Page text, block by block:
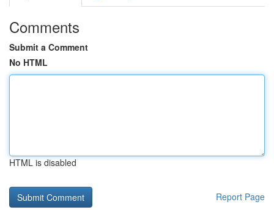
Comments
Submit a Comment
No HTML
HTML is disabled
Report Page